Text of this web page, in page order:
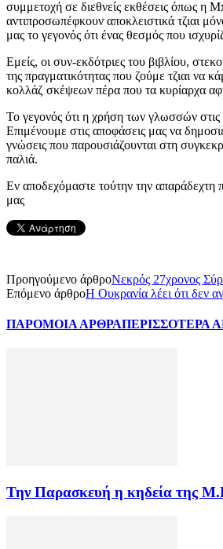
συμμετοχή σε διεθνείς εκθέσεις όπως η
αντιπροσωπέφκουν αποκλειστικά τζιαι
μας το γεγονός ότι ένας θεσμός που
Εμείς, οι συν-εκδότριες του βιβλίου,
της πραγματικότητας που ζούμε τζιαι να
κολλάζ σκέψεων πέρα που τα κυρίαρχα
Το γεγονός ότι η χρήση των γλωσσών στις
Επιμένουμε στις αποφάσεις μας να
γνώσεις που παρουσιάζουνται στη
παλιά.
Εν αποδεχόμαστε τούτην την απαράδεχτη
μας
Προηγούμενο άρθροΝεκρός 27χρονος
Επόμενο άρθροΗ Ουκρανία λέει ότι δεν
ΠΑΡΟΜΟΙΑ ΑΡΘΡΑΠΕΡΙΣΣΟΤΕΡΑ
Την Παρασκευή η κηδεία της